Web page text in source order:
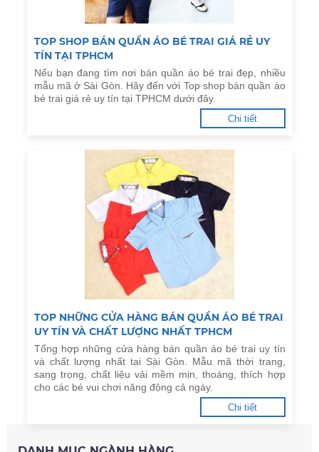
TOP SHOP BÁN QUẦN ÁO BÉ TRAI GIÁ RẺ UY
TÍN TẠI TPHCM
Nếu bạn đang tìm nơi bán quần áo bé trai đẹp, nhiều
mẫu mã ở Sài Gòn. Hãy đến với Top shop bán quần áo
bé trai giá rẻ uy tín tại TPHCM dưới đây.
Chi tiết
TOP NHỮNG CỬA HÀNG BÁN QUẦN ÁO BÉ TRAI
UY TÍN VÀ CHẤT LƯỢNG NHẤT TPHCM
Tổng hợp những cửa hàng bán quần áo bé trai uy tín
và chất lượng nhất tại Sài Gòn. Mẫu mã thời trang,
sang trọng, chất liệu vải mềm mịn, thoáng, thích hợp
cho các bé vui chơi năng động cả ngày.
Chi tiết